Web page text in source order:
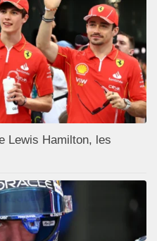
Lewis Hamilton, les